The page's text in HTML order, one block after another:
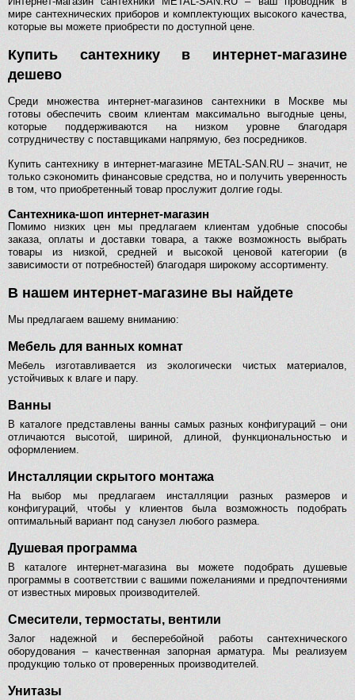
мире сантехнических приборов и комплектующих высокого качества,
которые вы можете приобрести по доступной цене.
Купить сантехнику в интернет-магазине
дешево
Среди множества интернет-магазинов сантехники в Москве мы
готовы обеспечить своим клиентам максимально выгодные цены,
которые поддерживаются на низком уровне благодаря
сотрудничеству с поставщиками напрямую, без посредников.
Купить сантехнику в интернет-магазине METAL-SAN.RU – значит, не
только сэкономить финансовые средства, но и получить уверенность
в том, что приобретенный товар прослужит долгие годы.
Сантехника-шоп интернет-магазин
Помимо низких цен мы предлагаем клиентам удобные способы
заказа, оплаты и доставки товара, а также возможность выбрать
товары из низкой, средней и высокой ценовой категории (в
зависимости от потребностей) благодаря широкому ассортименту.
В нашем интернет-магазине вы найдете
Мы предлагаем вашему вниманию:
Мебель для ванных комнат
Мебель изготавливается из экологически чистых материалов,
устойчивых к влаге и пару.
Ванны
В каталоге представлены ванны самых разных конфигураций – они
отличаются высотой, шириной, длиной, функциональностью и
оформлением.
Инсталляции скрытого монтажа
На выбор мы предлагаем инсталляции разных размеров и
конфигураций, чтобы у клиентов была возможность подобрать
оптимальный вариант под санузел любого размера.
Душевая программа
В каталоге интернет-магазина вы можете подобрать душевые
программы в соответствии с вашими пожеланиями и предпочтениями
от известных мировых производителей.
Смесители, термостаты, вентили
Залог надежной и бесперебойной работы сантехнического
оборудования – качественная запорная арматура. Мы реализуем
продукцию только от проверенных производителей.
Унитазы